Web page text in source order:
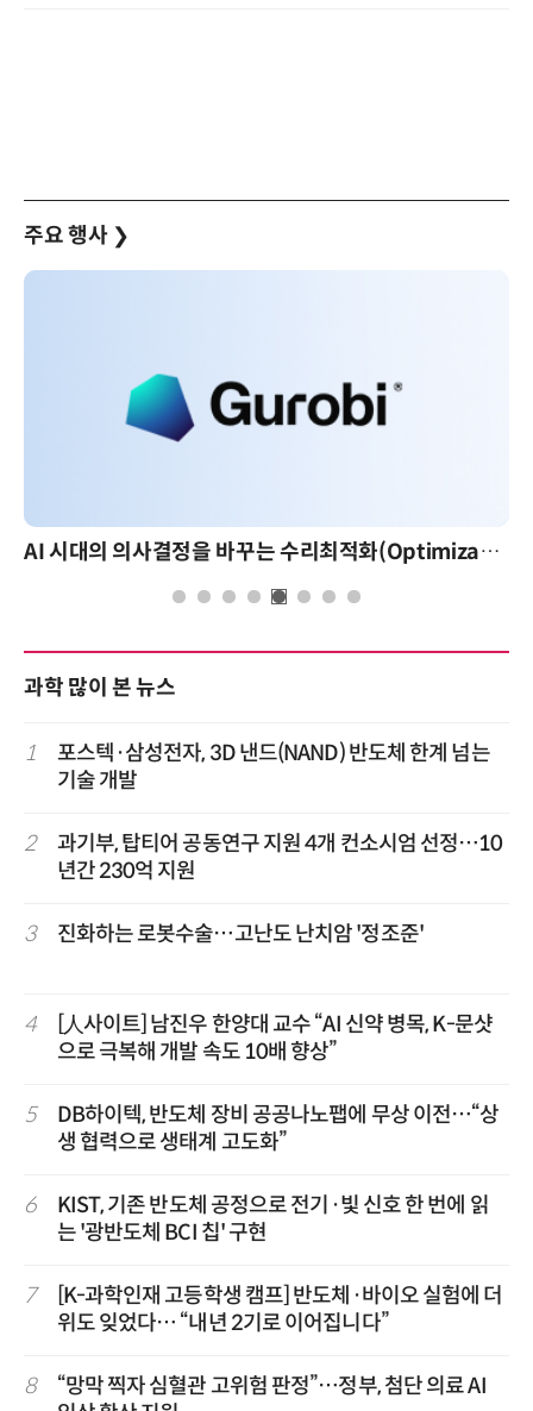
주요 행사 ❯
AI 시대의 의사결정을 바꾸는 수리최적화(Optimization): 실제 산업 적용 사례와 활용 전략
과학 많이 본 뉴스
1
포스텍·삼성전자, 3D 낸드(NAND) 반도체 한계 넘는
기술 개발
2
과기부, 탑티어 공동연구 지원 4개 컨소시엄 선정…10
년간 230억 지원
3 진화하는 로봇수술…고난도 난치암 '정조준'
4
[人사이트] 남진우 한양대 교수 “AI 신약 병목, K-문샷
으로 극복해 개발 속도 10배 향상”
5
DB하이텍, 반도체 장비 공공나노팹에 무상 이전…“상
생 협력으로 생태계 고도화”
6
KIST, 기존 반도체 공정으로 전기·빛 신호 한 번에 읽
는 '광반도체 BCI 칩' 구현
7
[K-과학인재 고등학생 캠프] 반도체·바이오 실험에 더
위도 잊었다… “내년 2기로 이어집니다”
8
“망막 찍자 심혈관 고위험 판정”…정부, 첨단 의료 AI